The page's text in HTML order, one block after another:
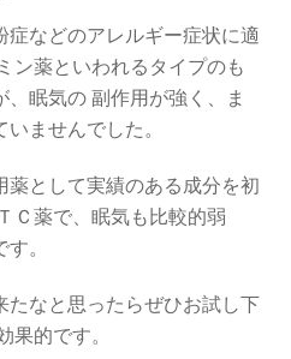
症などのアレルギー症状に適
ン薬といわれるタイプのも
眠気の 副作用が強く、ま
ませんでした。
薬として実績のある成分を初
Ｃ薬で、眠気も比較的弱
。
たなと思ったらぜひお試し下
果的です。